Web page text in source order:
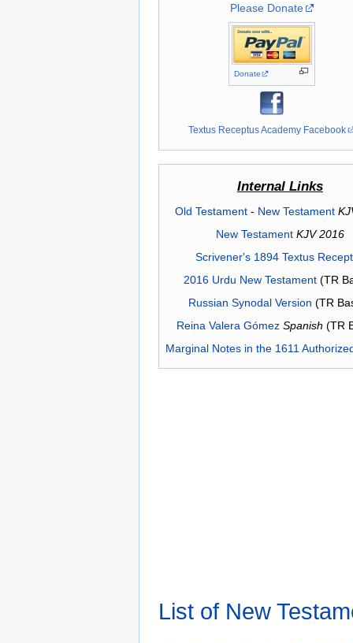
Please Donate
Donate
Textus Receptus Academy Facebook
Internal Links
Old Testament- New Testament
New Testament KJV 2016
Scrivener's 1894 Textus
2016 Urdu New Testament(TR
Russian Synodal Version (TR
Reina Valera Gómez Spanish (TR
Marginal Notes in the 1611
List of New